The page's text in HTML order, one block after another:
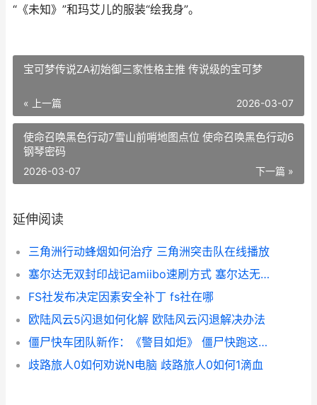
“《未知》”和玛艾儿的服装“绘我身”。
宝可梦传说ZA初始御三家性格主推 传说级的宝可梦
« 上一篇 2026-03-07
使命召唤黑色行动7雪山前哨地图点位 使命召唤黑色行动6
钢琴密码
下一篇 »
2026-03-07
延伸阅读
三角洲行动蜂烟如何治疗 三角洲突击队在线播放
塞尔达无双封印战记amiibo速刷方式 塞尔达无双封印战记私语挑战
FS社发布决定因素安全补丁 fs社在哪
欧陆风云5闪退如何化解 欧陆风云闪退解决办法
僵尸快车团队新作：《警目如炬》 僵尸快跑这一关怎么过
歧路旅人0如何劝说N电脑 歧路旅人0如何1滴血